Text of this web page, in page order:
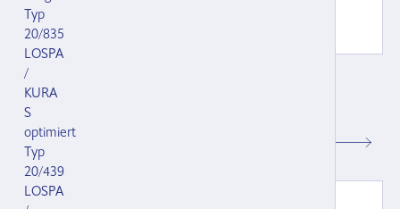
Typ
20/835
LOSPA
/
KURA
S
optimiert
Typ
20/439
LOSPA
Spreizkette Kuhnostar, kompl. mit
Wirbel, Panikverschluss und zwei
124705.000
CHF 92.00